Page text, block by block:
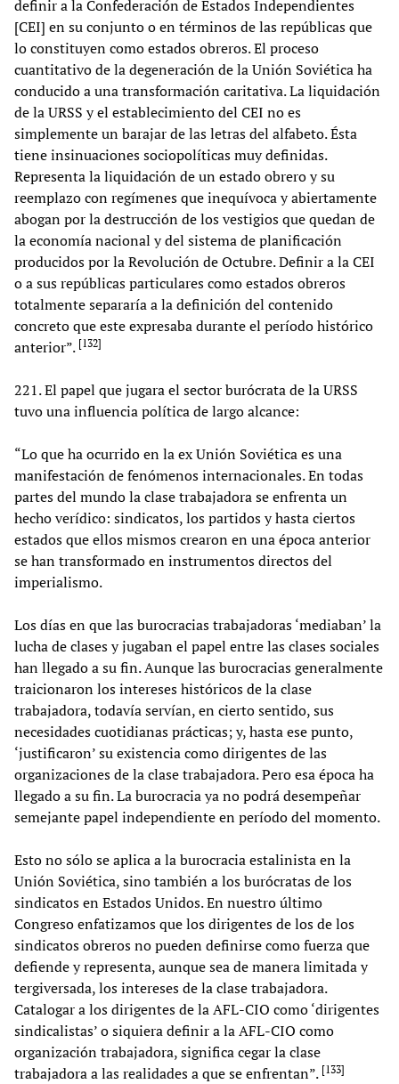
definir a la Confederación de Estados Independientes
[CEI] en su conjunto o en términos de las repúblicas que
lo constituyen como estados obreros. El proceso
cuantitativo de la degeneración de la Unión Soviética ha
conducido a una transformación caritativa. La liquidación
de la URSS y el establecimiento del CEI no es
simplemente un barajar de las letras del alfabeto. Ésta
tiene insinuaciones sociopolíticas muy definidas.
Representa la liquidación de un estado obrero y su
reemplazo con regímenes que inequívoca y abiertamente
abogan por la destrucción de los vestigios que quedan de
la economía nacional y del sistema de planificación
producidos por la Revolución de Octubre. Definir a la CEI
o a sus repúblicas particulares como estados obreros
totalmente separaría a la definición del contenido
concreto que este expresaba durante el período histórico
anterior”. [132]
221. El papel que jugara el sector burócrata de la URSS
tuvo una influencia política de largo alcance:
“Lo que ha ocurrido en la ex Unión Soviética es una
manifestación de fenómenos internacionales. En todas
partes del mundo la clase trabajadora se enfrenta un
hecho verídico: sindicatos, los partidos y hasta ciertos
estados que ellos mismos crearon en una época anterior
se han transformado en instrumentos directos del
imperialismo.
Los días en que las burocracias trabajadoras ‘mediaban’ la
lucha de clases y jugaban el papel entre las clases sociales
han llegado a su fin. Aunque las burocracias generalmente
traicionaron los intereses históricos de la clase
trabajadora, todavía servían, en cierto sentido, sus
necesidades cuotidianas prácticas; y, hasta ese punto,
‘justificaron’ su existencia como dirigentes de las
organizaciones de la clase trabajadora. Pero esa época ha
llegado a su fin. La burocracia ya no podrá desempeñar
semejante papel independiente en período del momento.
Esto no sólo se aplica a la burocracia estalinista en la
Unión Soviética, sino también a los burócratas de los
sindicatos en Estados Unidos. En nuestro último
Congreso enfatizamos que los dirigentes de los de los
sindicatos obreros no pueden definirse como fuerza que
defiende y representa, aunque sea de manera limitada y
tergiversada, los intereses de la clase trabajadora.
Catalogar a los dirigentes de la AFL-CIO como ‘dirigentes
sindicalistas’ o siquiera definir a la AFL-CIO como
organización trabajadora, significa cegar la clase
trabajadora a las realidades a que se enfrentan”. [133]